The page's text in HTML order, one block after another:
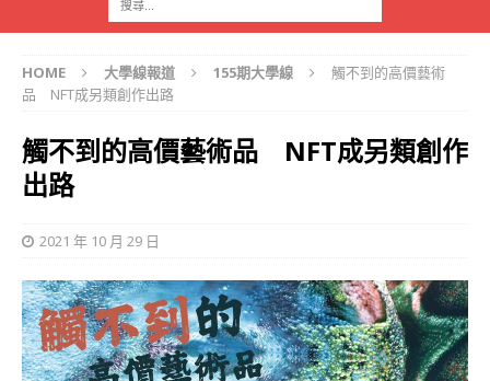
HOME 大學線報道 155期大學線
觸不到的高價藝術
品 NFT成另類創作出路
觸不到的高價藝術品 NFT成另類創作
出路
2021 年 10 月 29 日